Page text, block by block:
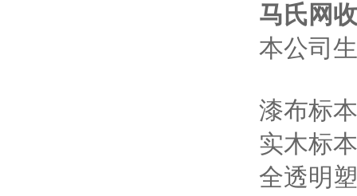
马氏网
本公司
漆布标
实木标
全透明